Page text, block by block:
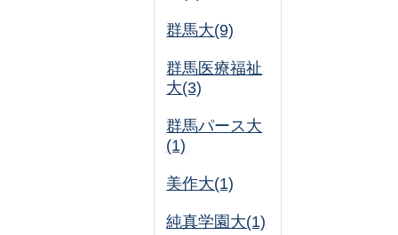
群馬大(9)
群馬医療福祉
大(3)
群馬パース大
(1)
美作大(1)
純真学園大(1)